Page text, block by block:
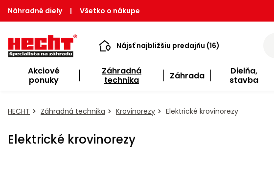
Náhradné diely | Všetko o nákupe
Nájsť najbližšiu predajňu (16)
Akciové
ponuky
Záhradná
technika
Záhrada
Dielňa,
stavba
HECHT Záhradná technika Krovinorezy Elektrické krovinorezy
Elektrické krovinorezy